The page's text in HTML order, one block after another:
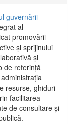
guvernării
al
promovării
și sprijinului
și
de referință
resurse, ghiduri
facilitarea
de consultare și